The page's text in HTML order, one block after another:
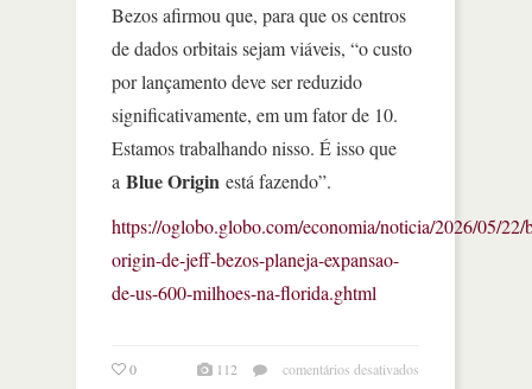
Bezos afirmou que, para que os centros
de dados orbitais sejam viáveis, “o custo
por lançamento deve ser reduzido
significativamente, em um fator de 10.
Estamos trabalhando nisso. É isso que
a Blue Origin está fazendo”.
https://oglobo.globo.com/economia/noticia/2026/05/22/
origin-de-jeff-bezos-planeja-expansao-
de-us-600-milhoes-na-florida.ghtml
0 112 comentários desativados